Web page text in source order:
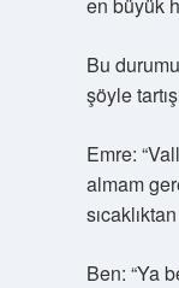
Bu
şöyle
Emre:
almam
Ben: “Ya